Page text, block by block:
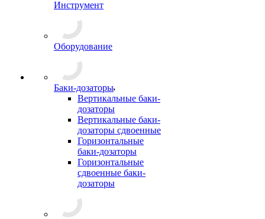
Инструмент
Оборудование
Баки-дозаторы
Вертикальные баки-
дозаторы
Вертикальные баки-
дозаторы сдвоенные
Горизонтальные
баки-дозаторы
Горизонтальные
сдвоенные баки-
дозаторы